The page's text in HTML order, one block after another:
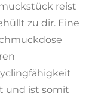
reist
zu dir. Eine
und ist somit